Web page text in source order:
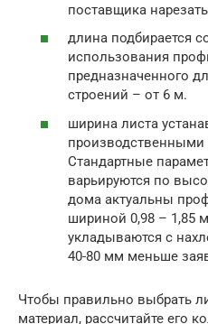
поставщика
длина подбирается
использования
предназначенного
строений – от 6 м.
ширина листа
Стандартные
варьируются по
дома актуальны
шириной 0,98 – 1,85
укладываются с
40-80 мм меньше
Чтобы правильно выбрать
материал, рассчитайте его